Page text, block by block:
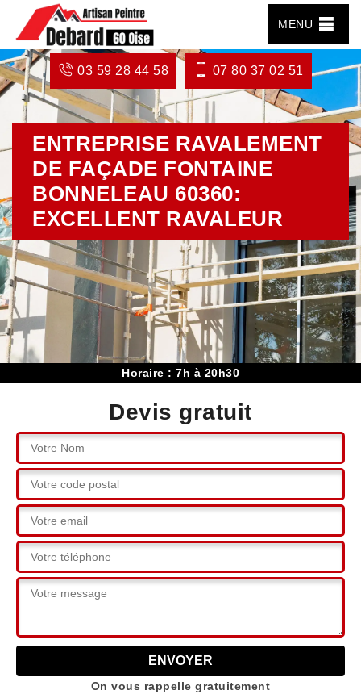
MENU
03 59 28 44 58 07 80 37 02 51
ENTREPRISE RAVALEMENT
DE FAÇADE FONTAINE
BONNELEAU 60360:
EXCELLENT RAVALEUR
Horaire : 7h à 20h30
Devis gratuit
On vous rappelle gratuitement